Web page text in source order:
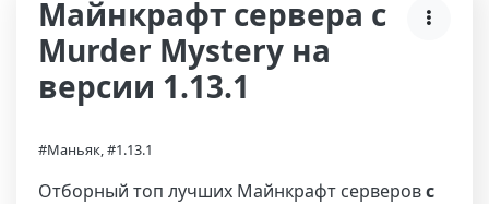
Майнкрафт сервера с
Murder Mystery на
версии 1.13.1
#Маньяк, #1.13.1
Отборный топ лучших Майнкрафт серверовс